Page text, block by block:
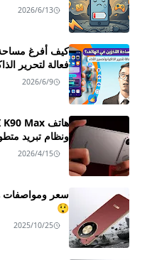
2026/6/13
فعالة لتحرير
2026/6/9
ونظام تبريد
2026/4/15
😲
2025/10/25